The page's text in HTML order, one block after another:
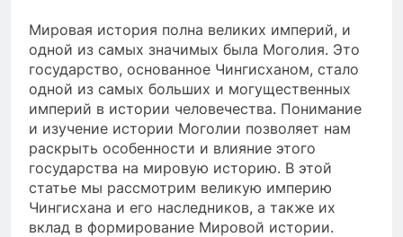
Мировая история полна великих империй, и
одной из самых значимых была Моголия. Это
государство, основанное Чингисханом, стало
одной из самых больших и могущественных
империй в истории человечества. Понимание
и изучение истории Моголии позволяет нам
раскрыть особенности и влияние этого
государства на мировую историю. В этой
статье мы рассмотрим великую империю
Чингисхана и его наследников, а также их
вклад в формирование Мировой истории.